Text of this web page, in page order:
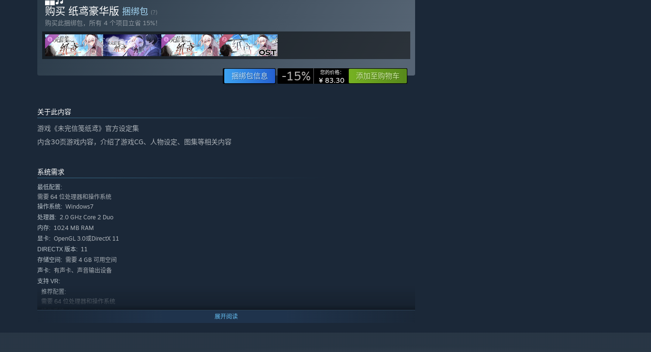
购买 纸鸢豪华版 捆绑包 (?)
购买此捆绑包，所有 4 个项目立省 15%！
捆绑包信息 -15% 您的价格：
¥ 83.30 添加至购物车
关于此内容
游戏《未完信笺纸鸢》官方设定集
内含30页游戏内容，介绍了游戏CG、人物设定、图集等相关内容
系统需求
最低配置:
需要 64 位处理器和操作系统
操作系统: Windows7
处理器: 2.0 GHz Core 2 Duo
内存: 1024 MB RAM
显卡: OpenGL 3.0或DirectX 11
DIRECTX 版本: 11
存储空间: 需要 4 GB 可用空间
声卡: 有声卡、声音输出设备
支持 VR:
推荐配置:
需要 64 位处理器和操作系统
操作系统: Windows11
展开阅读